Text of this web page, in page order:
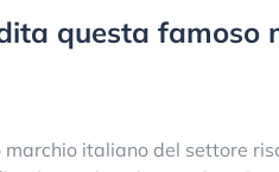
questa famoso
marchio italiano del settore